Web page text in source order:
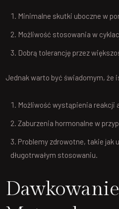
Minimalne skutki uboczne w
Możliwość stosowania w
Dobrą tolerancję przez
Jednak warto być świadomym, że
Możliwość wystąpienia reakcji
Zaburzenia hormonalne w
Problemy zdrowotne, takie jak
długotrwałym stosowaniu.
Dawkowanie